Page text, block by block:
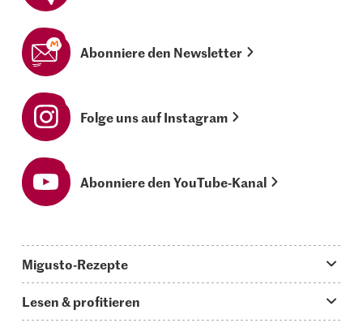
Abonniere den Newsletter
Folge uns auf Instagram
Abonniere den YouTube-Kanal
Migusto-Rezepte
Lesen & profitieren